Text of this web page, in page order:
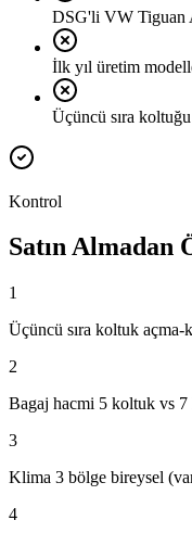
DSG'li VW Tiguan
İlk yıl üretim
Üçüncü sıra
Kontrol
Satın Almadan
1
Üçüncü sıra koltuk açma-
2
Bagaj hacmi 5 koltuk vs
3
Klima 3 bölge bireysel
4